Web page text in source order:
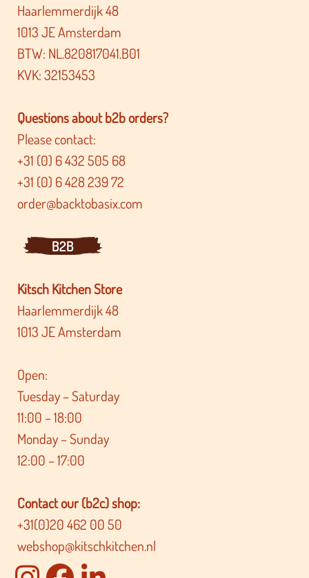
Haarlemmerdijk 48
1013 JE Amsterdam
BTW: NL.820817041.B01
KVK: 32153453
Questions about b2b orders?
Please contact:
+31 (0) 6 432 505 68
+31 (0) 6 428 239 72
order@backtobasix.com
B2B
Kitsch Kitchen Store
Haarlemmerdijk 48
1013 JE Amsterdam
Open:
Tuesday – Saturday
11:00 – 18:00
Monday – Sunday
12:00 – 17:00
Contact our (b2c) shop:
+31(0)20 462 00 50
webshop@kitschkitchen.nl